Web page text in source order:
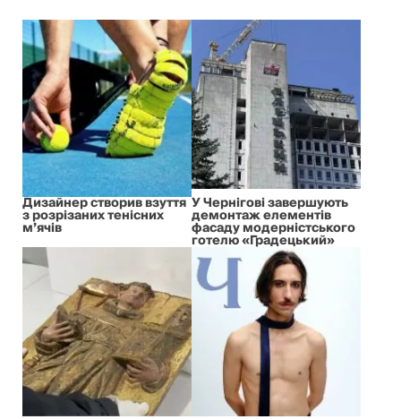
Дизайнер створив взуття
з розрізаних тенісних
м’ячів
У Чернігові завершують
демонтаж елементів
фасаду модерністського
готелю «Градецький»